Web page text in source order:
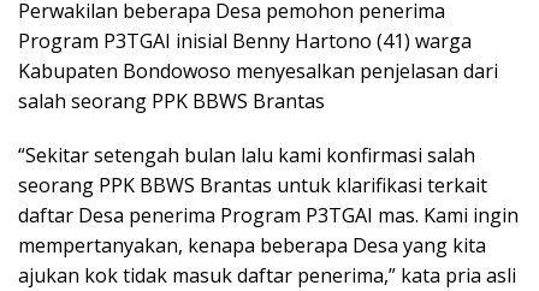
Perwakilan beberapa Desa pemohon penerima
Program P3TGAI inisial Benny Hartono (41) warga
Kabupaten Bondowoso menyesalkan penjelasan dari
salah seorang PPK BBWS Brantas
“Sekitar setengah bulan lalu kami konfirmasi salah
seorang PPK BBWS Brantas untuk klarifikasi terkait
daftar Desa penerima Program P3TGAI mas. Kami ingin
mempertanyakan, kenapa beberapa Desa yang kita
ajukan kok tidak masuk daftar penerima,” kata pria asli